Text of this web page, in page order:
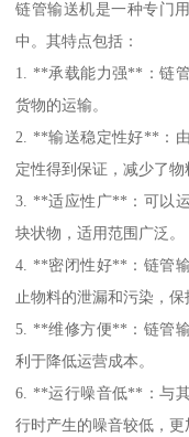
链管输送机是一种专门
中。其特点包括：
1. **承载能力强**：链
货物的运输。
2. **输送稳定性好**：
定性得到保证，减少了物
3. **适应性广**：可以
块状物，适用范围广泛。
4. **密闭性好**：链管
止物料的泄漏和污染，保
5. **维修方便**：链管
利于降低运营成本。
6. **运行噪音低**：与
行时产生的噪音较低，更